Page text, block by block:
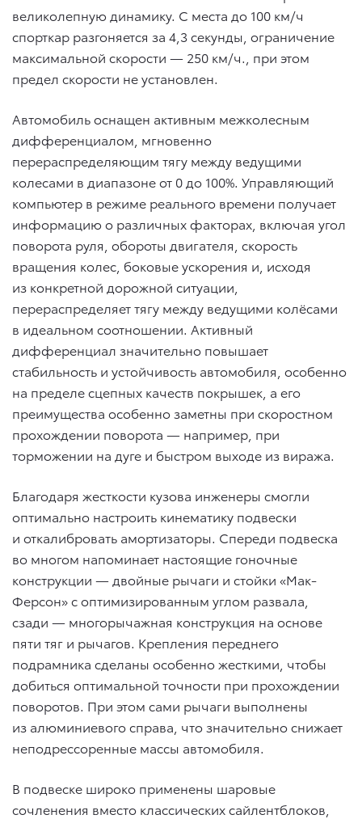
великолепную динамику. С места до 100 км/ч
спорткар разгоняется за 4,3 секунды, ограничение
максимальной скорости — 250 км/ч., при этом
предел скорости не установлен.
Автомобиль оснащен активным межколесным
дифференциалом, мгновенно
перераспределяющим тягу между ведущими
колесами в диапазоне от 0 до 100%. Управляющий
компьютер в режиме реального времени получает
информацию о различных факторах, включая угол
поворота руля, обороты двигателя, скорость
вращения колес, боковые ускорения и, исходя
из конкретной дорожной ситуации,
перераспределяет тягу между ведущими колёсами
в идеальном соотношении. Активный
дифференциал значительно повышает
стабильность и устойчивость автомобиля, особенно
на пределе сцепных качеств покрышек, а его
преимущества особенно заметны при скоростном
прохождении поворота — например, при
торможении на дуге и быстром выходе из виража.
Благодаря жесткости кузова инженеры смогли
оптимально настроить кинематику подвески
и откалибровать амортизаторы. Спереди подвеска
во многом напоминает настоящие гоночные
конструкции — двойные рычаги и стойки «Мак-
Ферсон» с оптимизированным углом развала,
сзади — многорычажная конструкция на основе
пяти тяг и рычагов. Крепления переднего
подрамника сделаны особенно жесткими, чтобы
добиться оптимальной точности при прохождении
поворотов. При этом сами рычаги выполнены
из алюминиевого справа, что значительно снижает
неподрессоренные массы автомобиля.
В подвеске широко применены шаровые
сочленения вместо классических сайлентблоков,